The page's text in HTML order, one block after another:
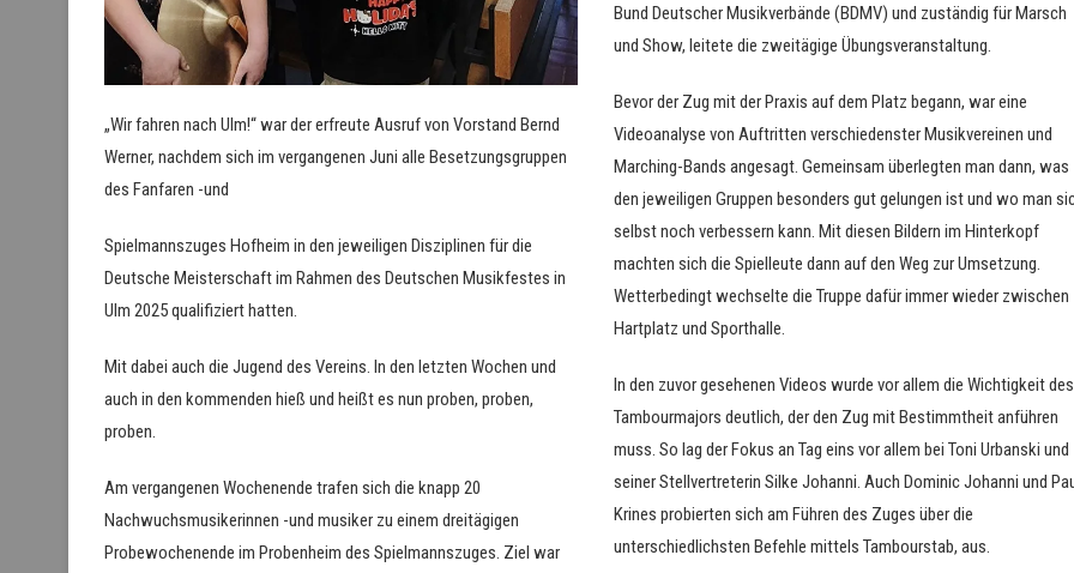
„Wir fahren nach Ulm!“ war der erfreute Ausruf von Vorstand Bernd
Werner, nachdem sich im vergangenen Juni alle Besetzungsgruppen
des Fanfaren -und
Spielmannszuges Hofheim in den jeweiligen Disziplinen für die
Deutsche Meisterschaft im Rahmen des Deutschen Musikfestes in
Ulm 2025 qualifiziert hatten.
Mit dabei auch die Jugend des Vereins. In den letzten Wochen und
auch in den kommenden hieß und heißt es nun proben, proben,
proben.
Am vergangenen Wochenende trafen sich die knapp 20
Nachwuchsmusikerinnen -und musiker zu einem dreitägigen
Probewochenende im Probenheim des Spielmannszuges. Ziel war
Bund Deutscher Musikverbände (BDMV) und zuständig für Marsch
und Show, leitete die zweitägige Übungsveranstaltung.
Bevor der Zug mit der Praxis auf dem Platz begann, war eine
Videoanalyse von Auftritten verschiedenster Musikvereinen und
Marching-Bands angesagt. Gemeinsam überlegten man dann, was
den jeweiligen Gruppen besonders gut gelungen ist und wo man
selbst noch verbessern kann. Mit diesen Bildern im Hinterkopf
machten sich die Spielleute dann auf den Weg zur Umsetzung.
Wetterbedingt wechselte die Truppe dafür immer wieder zwischen
Hartplatz und Sporthalle.
In den zuvor gesehenen Videos wurde vor allem die Wichtigkeit des
Tambourmajors deutlich, der den Zug mit Bestimmtheit anführen
muss. So lag der Fokus an Tag eins vor allem bei Toni Urbanski und
seiner Stellvertreterin Silke Johanni. Auch Dominic Johanni und
Krines probierten sich am Führen des Zuges über die
unterschiedlichsten Befehle mittels Tambourstab, aus.